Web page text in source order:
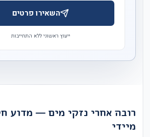
השאירו פרטים
ייעוץ ראשוני ללא התחייבות
רובה אחרי נזקי מים — מדוע
מיידי